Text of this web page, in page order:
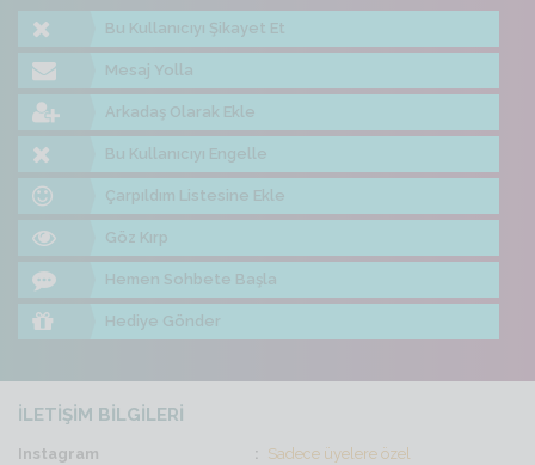
Bu Kullanıcıyı Şikayet Et
Mesaj Yolla
Arkadaş Olarak Ekle
Bu Kullanıcıyı Engelle
Çarpıldım Listesine Ekle
Göz Kırp
Hemen Sohbete Başla
Hediye Gönder
İLETİŞİM BİLGİLERİ
Instagram
Sadece üyelere özel